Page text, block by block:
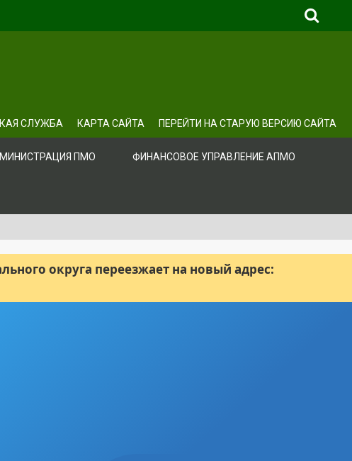
СЛУЖБА КАРТА САЙТА ПЕРЕЙТИ НА СТАРУЮ ВЕРСИЮ САЙТА
ПМО ФИНАНСОВОЕ УПРАВЛЕНИЕ АПМО
округа переезжает на новый адрес: